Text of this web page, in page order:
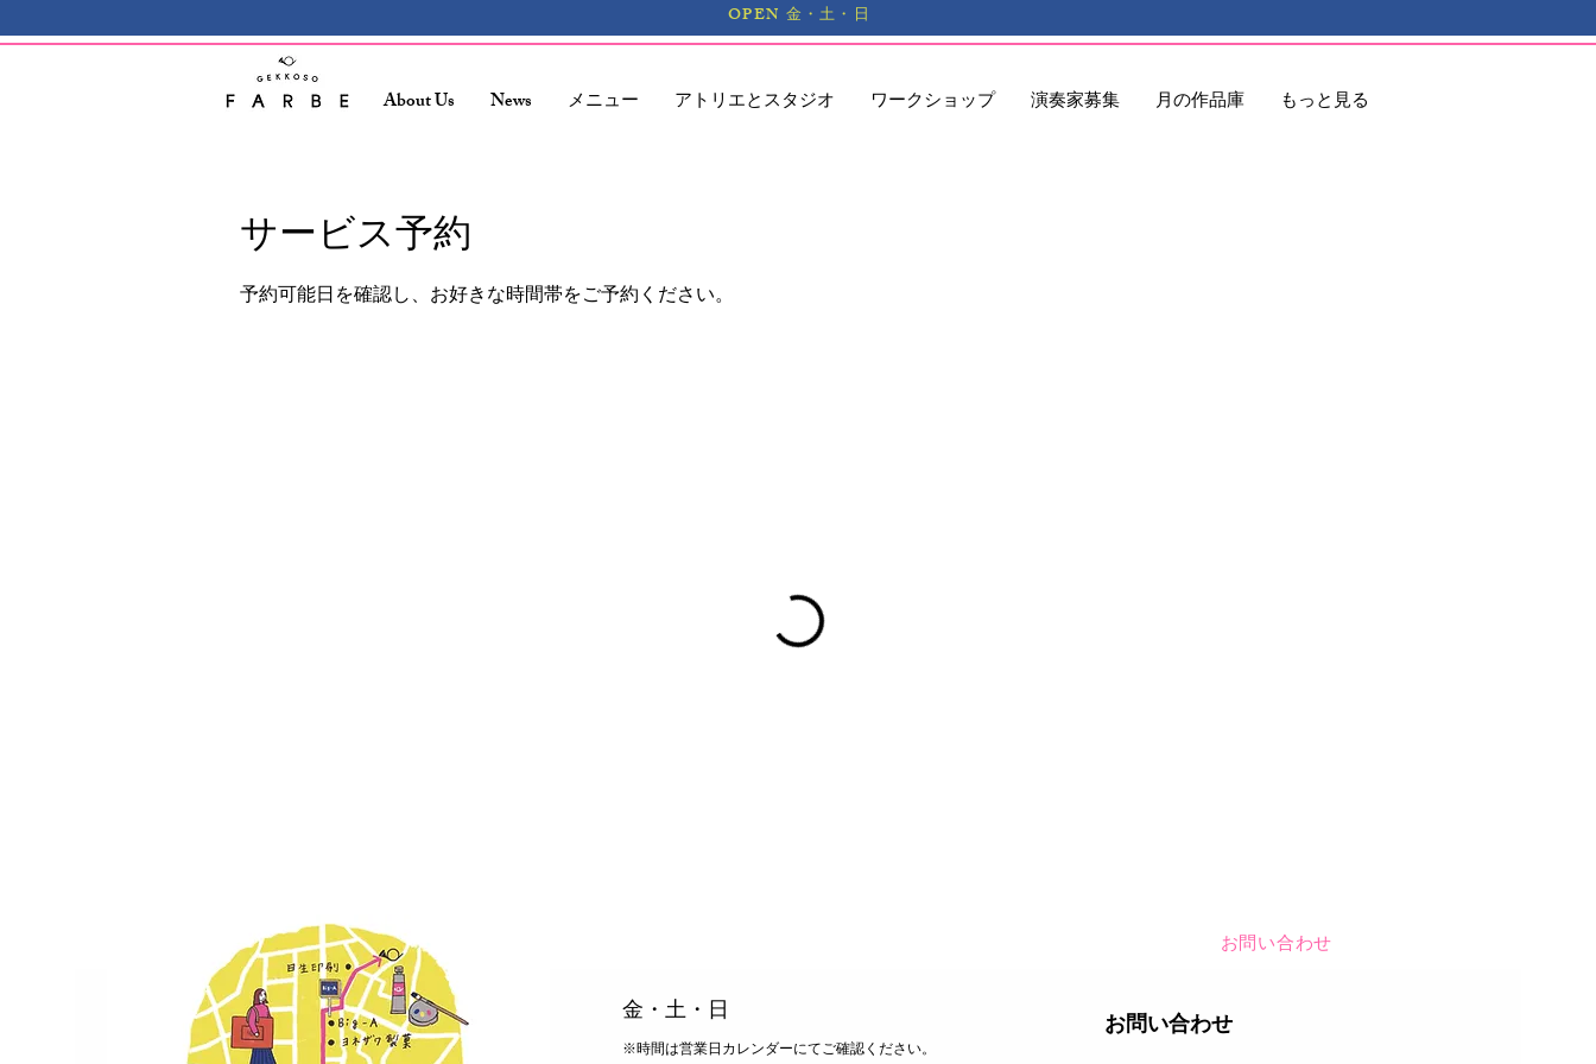
OPEN 金・土・日
About Us News メニュー アトリエとスタジオ ワークショップ 演奏家募集 月の作品庫 もっと見る
サービス予約
予約可能日を確認し、お好きな時間帯をご予約ください。
お問い合わせ
​金・土・日
※時間は営業日カレンダーにてご確認ください。
​お問い合わせ